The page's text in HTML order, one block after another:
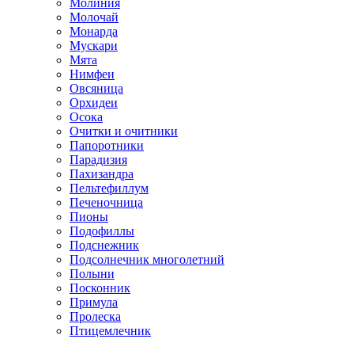
Молиния
Молочай
Монарда
Мускари
Мята
Нимфеи
Овсяница
Орхидеи
Осока
Очитки и очитники
Папоротники
Парадизия
Пахизандра
Пельтефиллум
Печеночница
Пионы
Подофиллы
Подснежник
Подсолнечник многолетний
Полыни
Посконник
Примула
Пролеска
Птицемлечник